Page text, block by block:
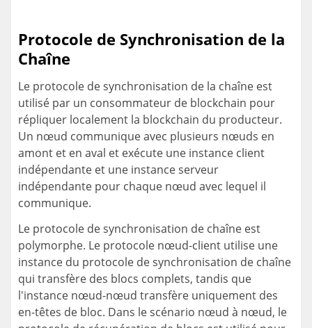
Protocole de Synchronisation de la
Chaîne
Le protocole de synchronisation de la chaîne est
utilisé par un consommateur de blockchain pour
répliquer localement la blockchain du producteur.
Un nœud communique avec plusieurs nœuds en
amont et en aval et exécute une instance client
indépendante et une instance serveur
indépendante pour chaque nœud avec lequel il
communique.
Le protocole de synchronisation de chaîne est
polymorphe. Le protocole nœud-client utilise une
instance du protocole de synchronisation de chaîne
qui transfère des blocs complets, tandis que
l'instance nœud-nœud transfère uniquement des
en-têtes de bloc. Dans le scénario nœud à nœud, le